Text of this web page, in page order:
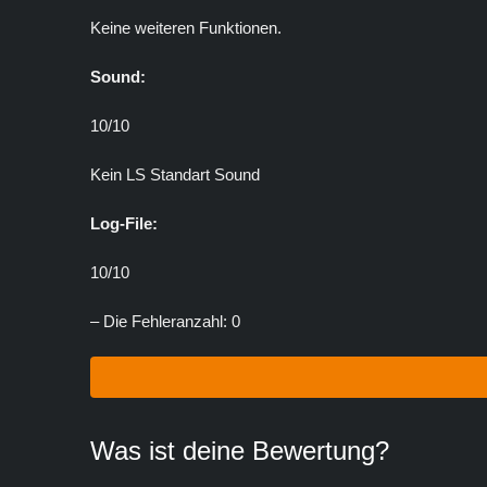
Keine weiteren Funktionen.
Sound:
10/10
Kein LS Standart Sound
Log-File:
10/10
– Die Fehleranzahl: 0
Was ist deine Bewertung?